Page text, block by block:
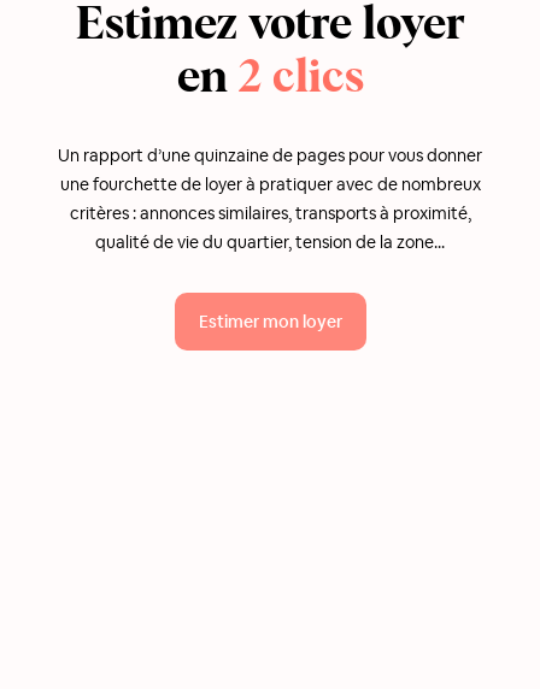
Estimez votre loyer
en 2 clics
Un rapport d’une quinzaine de pages pour vous donner
une fourchette de loyer à pratiquer avec de nombreux
critères : annonces similaires, transports à proximité,
qualité de vie du quartier, tension de la zone...
Estimer mon loyer